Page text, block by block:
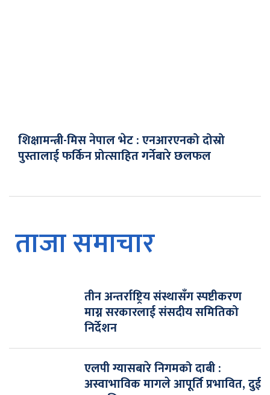
शिक्षामन्त्री-मिस नेपाल भेट : एनआरएनको दोस्रो
पुस्तालाई फर्किन प्रोत्साहित गर्नेबारे छलफल
ताजा समाचार
तीन अन्तर्राष्ट्रिय संस्थासँग स्पष्टीकरण
माग्न सरकारलाई संसदीय समितिको
निर्देशन
एलपी ग्यासबारे निगमको दाबी :
अस्वाभाविक मागले आपूर्ति प्रभावित, दुई